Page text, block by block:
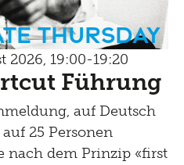
Thursday
2026, 19:00-19:20
Führung
auf Deutsch
25 Personen
nach dem Prinzip «first